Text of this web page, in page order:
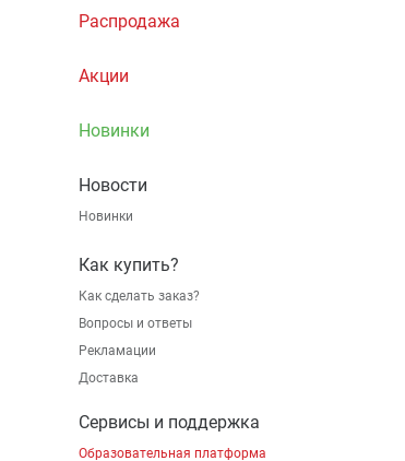
Распродажа
Акции
Новинки
Новости
Новинки
Как купить?
Как сделать заказ?
Вопросы и ответы
Рекламации
Доставка
Сервисы и поддержка
Образовательная платформа